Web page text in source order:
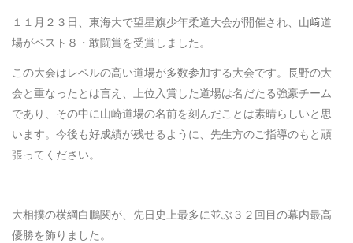
１１月２３日、東海大で望星旗少年柔道大会が開催され、山﨑道
場がベスト８・敢闘賞を受賞しました。
この大会はレベルの高い道場が多数参加する大会です。長野の大
会と重なったとは言え、上位入賞した道場は名だたる強豪チーム
であり、その中に山崎道場の名前を刻んだことは素晴らしいと思
います。今後も好成績が残せるように、先生方のご指導のもと頑
張ってください。
大相撲の横綱白鵬関が、先日史上最多に並ぶ３２回目の幕内最高
優勝を飾りました。